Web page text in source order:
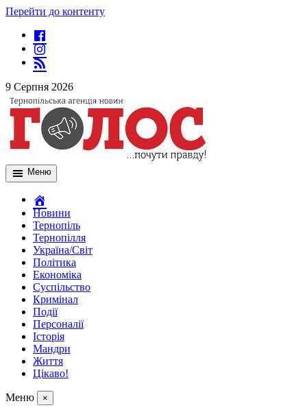
Перейти до контенту
9 Серпня 2026
Меню
Новини
Тернопіль
Тернопілля
Україна/Світ
Політика
Економіка
Суспільство
Кримінал
Події
Персоналії
Історія
Мандри
Життя
Цікаво!
Меню ×